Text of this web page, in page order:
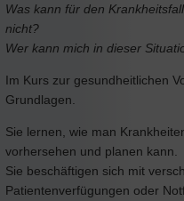
Was kann für den
nicht?
Wer kann mich in dieser
Im Kurs zur gesundheitlichen
Grundlagen.
Sie lernen, wie man
vorhersehen und planen kann.
Sie beschäftigen sich mit
Patientenverfügungen oder